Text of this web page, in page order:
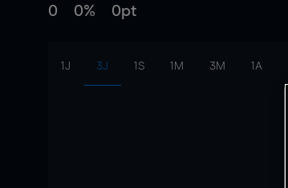
0 0% 0pt
1J 3J 1S 1M 3M 1A